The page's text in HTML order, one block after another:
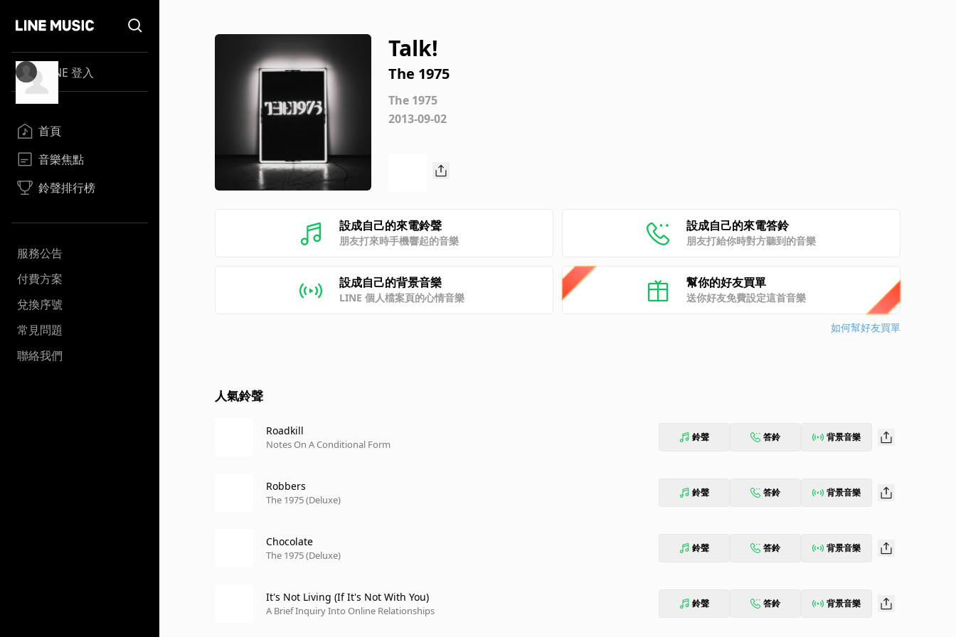
LINE 登入
首頁
音樂焦點
鈴聲排行榜
服務公告
付費方案
兌換序號
常見問題
聯絡我們
Talk!
The 1975
The 1975
2013-09-02
設成自己的來電鈴聲
朋友打來時手機響起的音樂
設成自己的來電答鈴
朋友打給你時對方聽到的音樂
設成自己的背景音樂
LINE 個人檔案頁的心情音樂
幫你的好友買單
送你好友免費設定這首音樂
如何幫好友買單
人氣鈴聲
Roadkill
Notes On A Conditional Form
鈴聲 答鈴 背景音樂
Robbers
The 1975 (Deluxe)
鈴聲 答鈴 背景音樂
Chocolate
The 1975 (Deluxe)
鈴聲 答鈴 背景音樂
It's Not Living (If It's Not With You)
A Brief Inquiry Into Online Relationships
鈴聲 答鈴 背景音樂